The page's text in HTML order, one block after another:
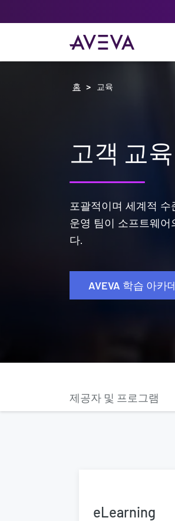
홈 교육
고객 교
포괄적이며 세계적
운영 팀이 소프트웨
다.
AVEVA 학습 아카
제공자 및 프로그램
eLearning